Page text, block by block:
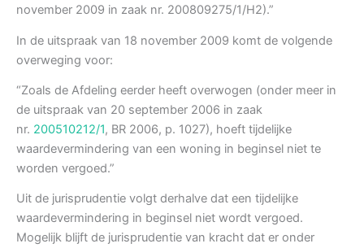
november 2009 in zaak nr. 200809275/1/H2).”
In de uitspraak van 18 november 2009 komt de volgende
overweging voor:
“Zoals de Afdeling eerder heeft overwogen (onder meer in
de uitspraak van 20 september 2006 in zaak
nr. 200510212/1, BR 2006, p. 1027), hoeft tijdelijke
waardevermindering van een woning in beginsel niet te
worden vergoed.”
Uit de jurisprudentie volgt derhalve dat een tijdelijke
waardevermindering in beginsel niet wordt vergoed.
Mogelijk blijft de jurisprudentie van kracht dat er onder